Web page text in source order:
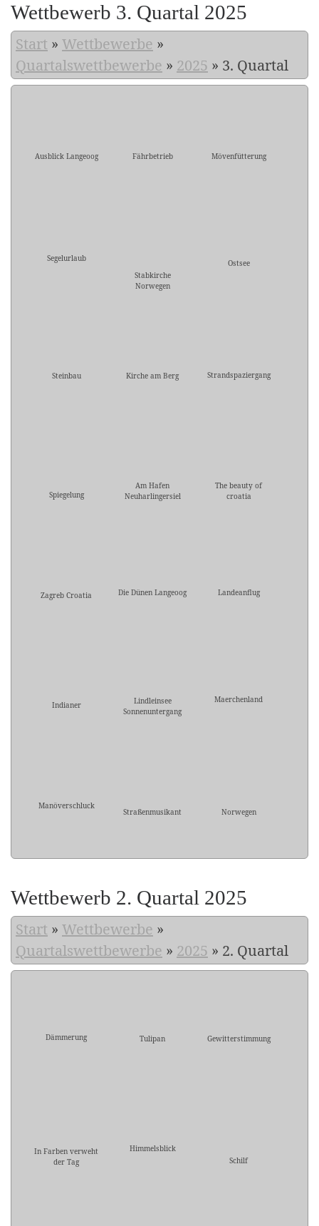
Wettbewerb 3. Quartal 2025
Start » Wettbewerbe »
Quartalswettbewerbe » 2025 » 3. Quartal
Ausblick Langeoog Fährbetrieb Mövenfütterung
Segelurlaub
Stabkirche
Norwegen
Ostsee
Steinbau Kirche am Berg Strandspaziergang
Spiegelung
Am Hafen
Neuharlingersiel
The beauty of
croatia
Zagreb Croatia Die Dünen Langeoog Landeanflug
Indianer
Lindleinsee
Sonnenuntergang
Maerchenland
Manöverschluck
Straßenmusikant Norwegen
Wettbewerb 2. Quartal 2025
Start » Wettbewerbe »
Quartalswettbewerbe » 2025 » 2. Quartal
Dämmerung Tulipan Gewitterstimmung
In Farben verweht
der Tag
Himmelsblick
Schilf